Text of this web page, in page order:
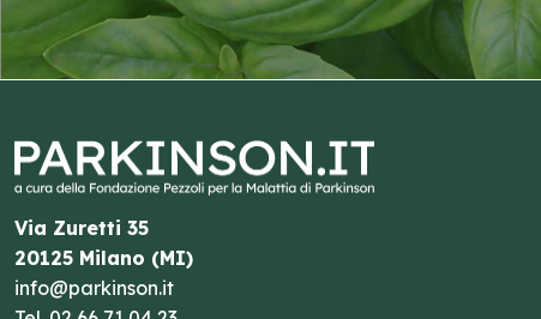
Via Zuretti 35
20125 Milano (MI)
info@parkinson.it